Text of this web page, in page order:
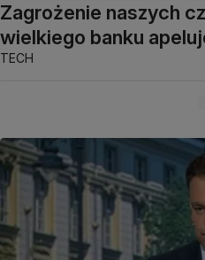
Zagrożenie naszych
wielkiego banku
TECH